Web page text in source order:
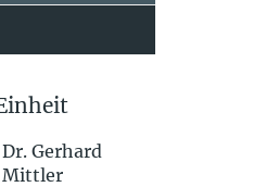
Dr. Gerhard
Mittler